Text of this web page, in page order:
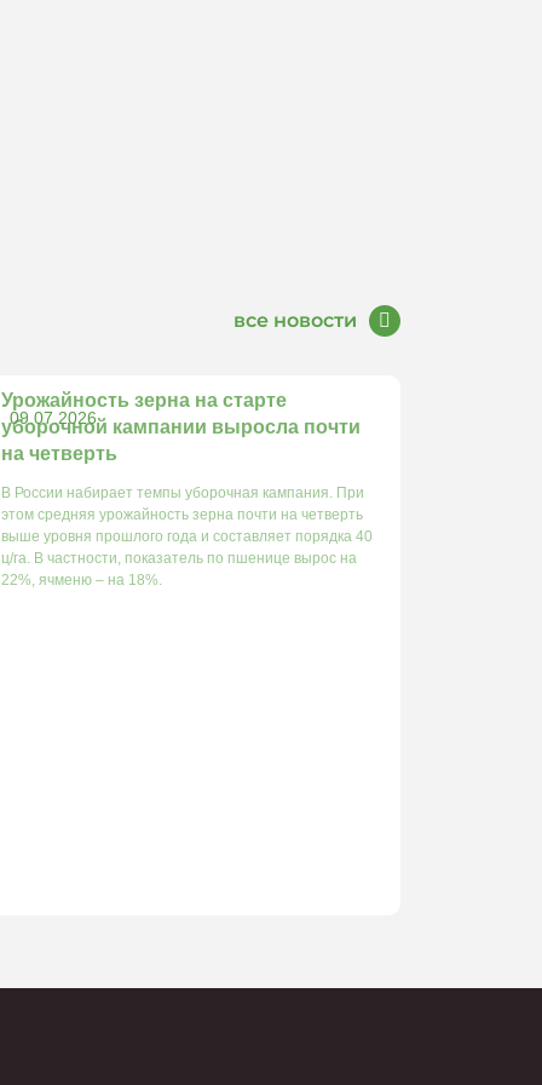
все новости
09.07.2026
Урожайность зерна на старте
уборочной кампании выросла почти
на четверть
В России набирает темпы уборочная кампания. При
этом средняя урожайность зерна почти на четверть
выше уровня прошлого года и составляет порядка 40
ц/га. В частности, показатель по пшенице вырос на
22%, ячменю – на 18%.